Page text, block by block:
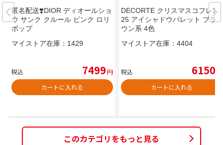
匿名配送❣️DIOR ディオールショ
ウ サンク クルール ピンク ロリ
ポップ
マイストア在庫： 1429
税込 7499円
カートに入れる
DECORTE クリスマスコフレ20
25 アイシャドウパレット ブラ
ウン系 4色
マイストア在庫： 4404
税込 6150
カートに入れる
このカテゴリをもっと見る